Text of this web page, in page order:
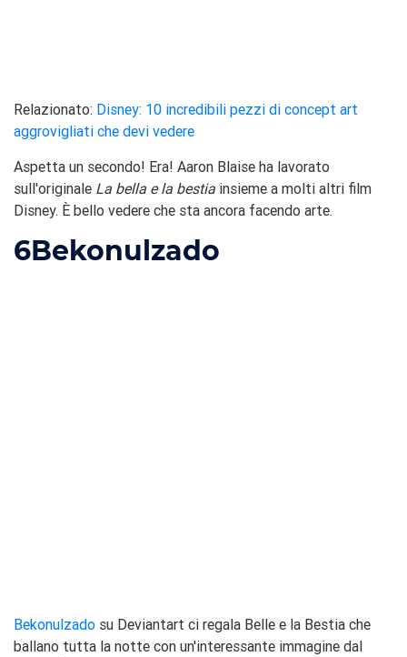
Relazionato: Disney: 10 incredibili pezzi di concept art
aggrovigliati che devi vedere
Aspetta un secondo! Era! Aaron Blaise ha lavorato
sull'originale La bella e la bestia insieme a molti altri film
Disney. È bello vedere che sta ancora facendo arte.
6Bekonulzado
Bekonulzado su Deviantart ci regala Belle e la Bestia che
ballano tutta la notte con un'interessante immagine dal